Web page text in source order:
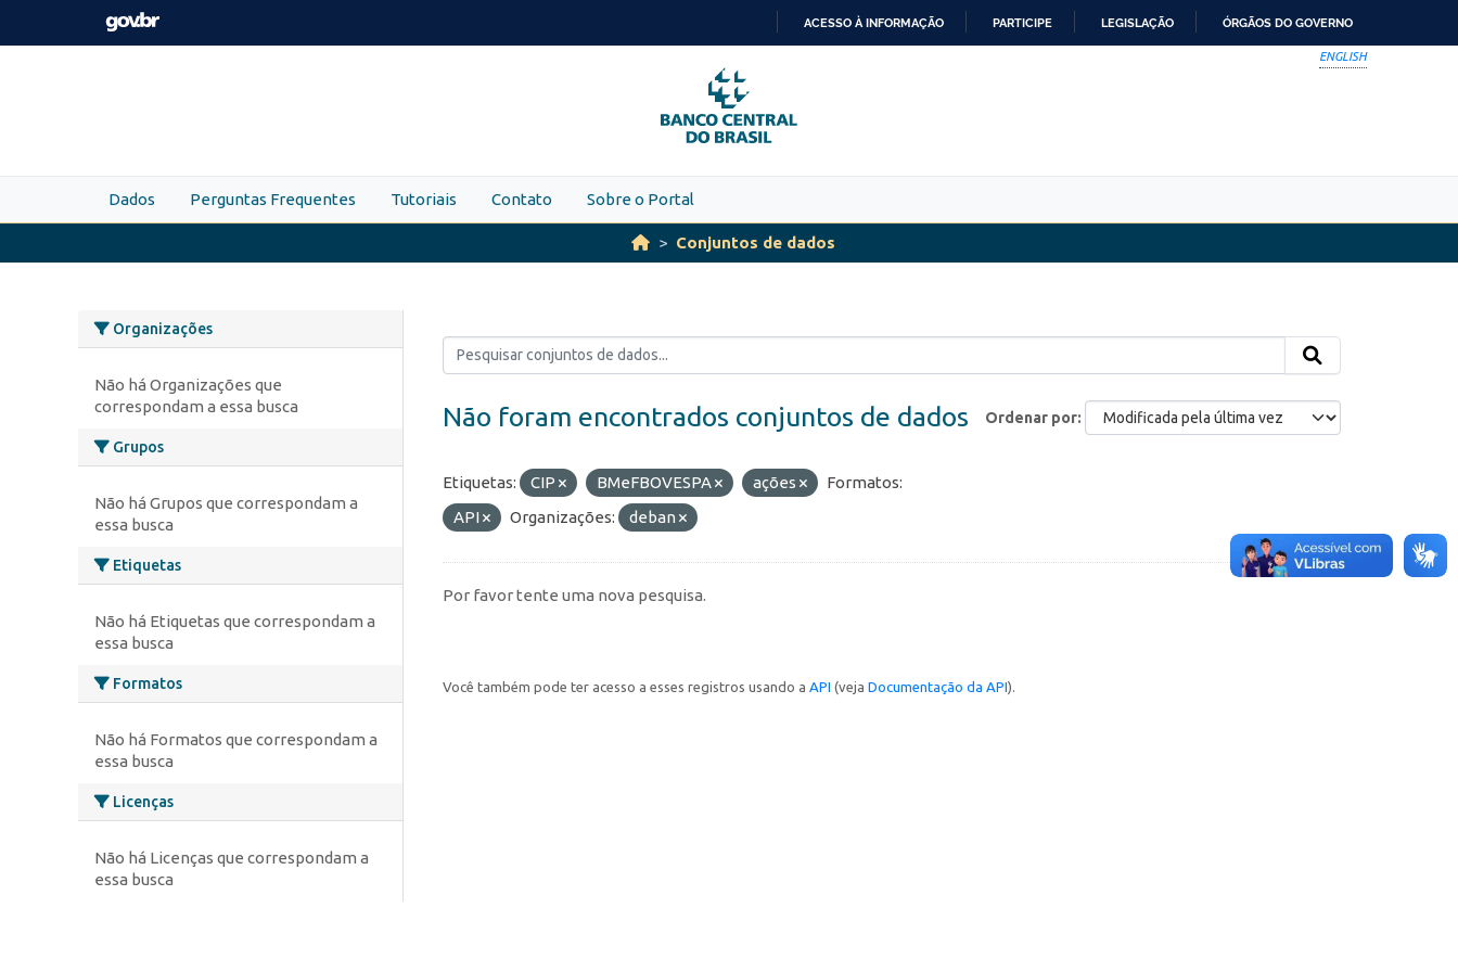
Skip to main content
PARA
O
CONTEÚDO
ACESSO À INFORMAÇÃO PARTICIPE LEGISLAÇÃO ÓRGÃOS DO GOVERNO
ENGLISH
Dados Perguntas Frequentes Tutoriais Contato Sobre o Portal
Conjuntos de dados
Organizações
Não há Organizações que
correspondam a essa busca
Grupos
Não há Grupos que correspondam a
essa busca
Etiquetas
Não há Etiquetas que correspondam a
essa busca
Formatos
Não há Formatos que correspondam a
essa busca
Licenças
Não há Licenças que correspondam a
essa busca
Ordenar por
Não foram encontrados conjuntos de dados
Etiquetas: CIP BMeFBOVESPA ações
Formatos:
API
Organizações: deban
Por favor tente uma nova pesquisa.
Você também pode ter acesso a esses registros usando a API (veja Documentação da API).